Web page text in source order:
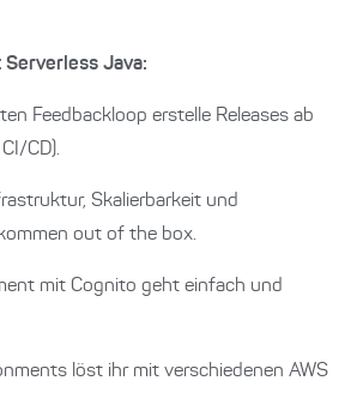
Java:
Feedbackloop erstelle Releases ab
CD).
Skalierbarkeit und
out of the box.
mit Cognito geht einfach und
löst ihr mit verschiedenen AWS